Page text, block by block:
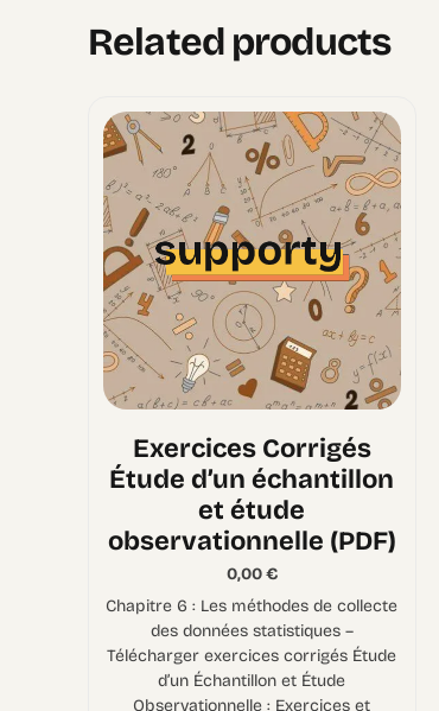
Related products
Exercices Corrigés
Étude d’un échantillon
et étude
observationnelle (PDF)
0,00€
Chapitre 6 : Les méthodes de collecte
des données statistiques –
Télécharger exercices corrigés Étude
d’un Échantillon et Étude
Observationnelle : Exercices et